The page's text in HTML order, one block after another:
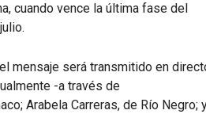
cuando vence la última fase del
mensaje será transmitido en
-a través de
Arabela Carreras, de Río Negro;